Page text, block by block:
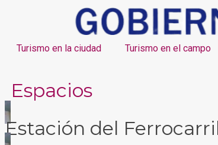
Turismo en la ciudad Turismo en el campo
Espacios
Estación del